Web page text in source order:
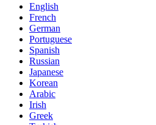
English
French
German
Portuguese
Spanish
Russian
Japanese
Korean
Arabic
Irish
Greek